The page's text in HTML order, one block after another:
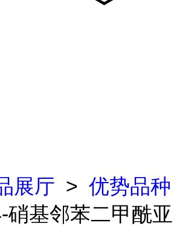
展厅 > 优势品种
硝基邻苯二甲酰亚